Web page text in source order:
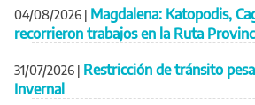
04/08/2026 | Magdalena: Katopodis,
recorrieron trabajos en la Ruta
31/07/2026 | Restricción de tránsito
Invernal